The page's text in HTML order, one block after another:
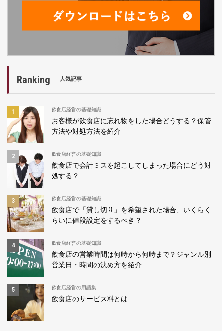
Ranking 人気記事
飲食店経営の基礎知識
お客様が飲食店に忘れ物をした場合どうする？保管
方法や対処方法を紹介
飲食店経営の基礎知識
飲食店で会計ミスを起こしてしまった場合にどう対
処する？
飲食店経営の基礎知識
飲食店で「貸し切り」を希望された場合、いくらく
らいに値段設定をするべき？
飲食店経営の基礎知識
飲食店の営業時間は何時から何時まで？ジャンル別
営業日・時間の決め方を紹介
飲食店経営の用語集
飲食店のサービス料とは